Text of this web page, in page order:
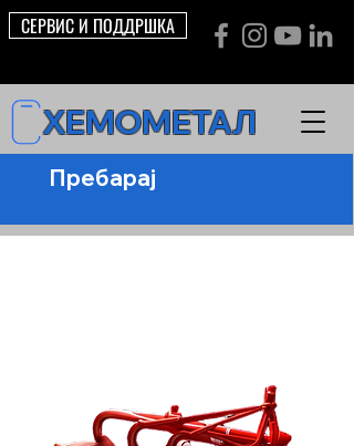
СЕРВИС И ПОДДРШКА
ХЕМОМЕТАЛ